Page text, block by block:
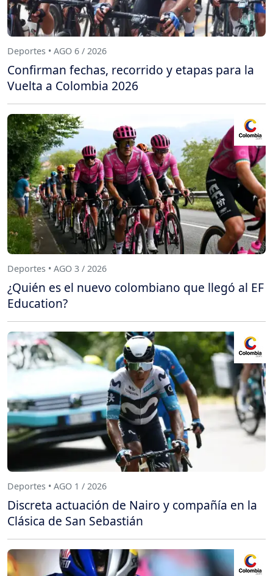
Deportes • AGO 6 / 2026
Confirman fechas, recorrido y etapas para la
Vuelta a Colombia 2026
Deportes • AGO 3 / 2026
¿Quién es el nuevo colombiano que llegó al EF
Education?
Deportes • AGO 1 / 2026
Discreta actuación de Nairo y compañía en la
Clásica de San Sebastián